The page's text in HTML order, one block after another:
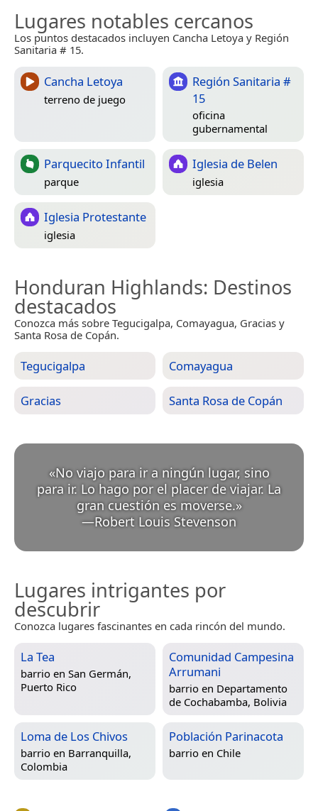
Lugares notables cercanos
Los puntos destacados incluyen Cancha Letoya y Región
Sanitaria # 15.
Cancha Letoya
terreno de juego
Región Sanitaria #
15
oficina
gubernamental
Parquecito Infantil
parque
Iglesia de Belen
iglesia
Iglesia Protestante
iglesia
Honduran Highlands: Destinos
destacados
Conozca más sobre Tegucigalpa, Comayagua, Gracias y
Santa Rosa de Copán.
Tegucigalpa Comayagua
Gracias Santa Rosa de Copán
«No viajo para ir a ningún lugar, sino
para ir. Lo hago por el placer de viajar. La
gran cuestión es moverse. »
—Robert Louis Stevenson
Lugares intrigantes por
descubrir
Conozca lugares fascinantes en cada rincón del mundo.
La Tea
barrio en San Germán,
Puerto Rico
Comunidad Campesina
Arrumani
barrio en Departamento
de Cochabamba, Bolivia
Loma de Los Chivos
barrio en Barranquilla,
Colombia
Población Parinacota
barrio en Chile